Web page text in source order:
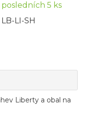
posledních 5 ks
LB-LI-SH
Liberty a obal na